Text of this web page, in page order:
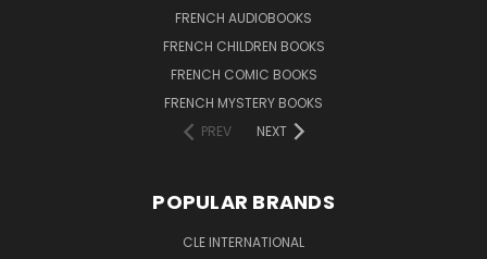
FRENCH AUDIOBOOKS
FRENCH CHILDREN BOOKS
FRENCH COMIC BOOKS
FRENCH MYSTERY BOOKS
PREV
NEXT
POPULAR BRANDS
CLE INTERNATIONAL